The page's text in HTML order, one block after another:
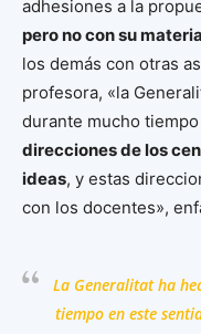
adhesiones a la
pero no con su materia
los demás con otras
profesora, «la
durante mucho
direcciones de los
ideas, y estas
con los docentes»,
La Generalitat ha
tiempo en este